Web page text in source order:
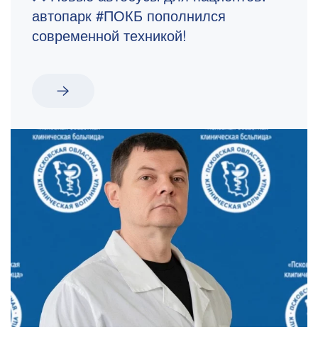
автопарк #ПОКБ пополнился
современной техникой!